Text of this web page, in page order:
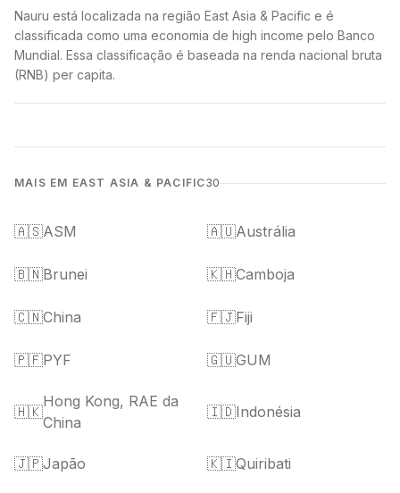
Nauru está localizada na região East Asia & Pacific e é
classificada como uma economia de high income pelo Banco
Mundial. Essa classificação é baseada na renda nacional bruta
(RNB) per capita.
MAIS EM EAST ASIA & PACIFIC30
🇦🇸ASM 🇦🇺Austrália
🇧🇳Brunei 🇰🇭Camboja
🇨🇳China 🇫🇯Fiji
🇵🇫PYF 🇬🇺GUM
🇭🇰
Hong Kong, RAE da
China
🇮🇩Indonésia
🇯🇵Japão 🇰🇮Quiribati